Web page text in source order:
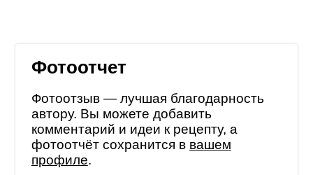
Фотоотчет
Фотоотзыв — лучшая благодарность
автору. Вы можете добавить
комментарий и идеи к рецепту, а
фотоотчёт сохранится в вашем
профиле.